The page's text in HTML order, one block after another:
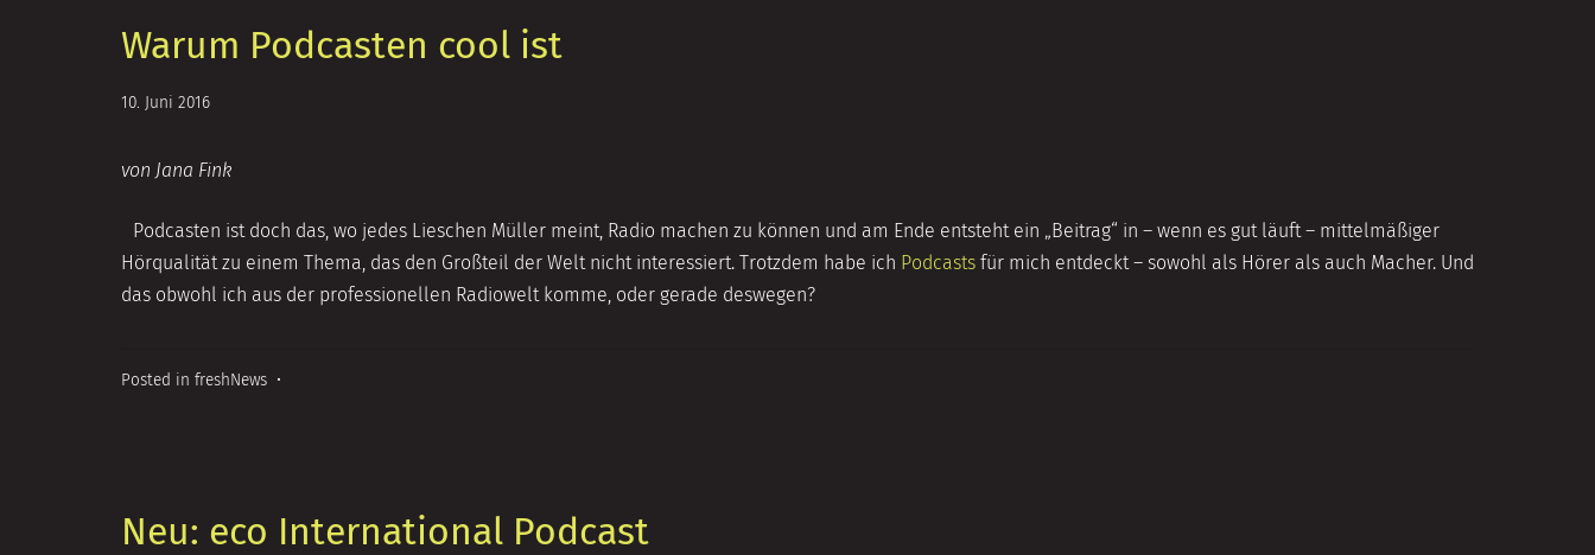
Warum Podcasten cool ist
10. Juni 201614.
von Jana Fink
Podcasten ist doch das, wo jedes Lieschen Müller meint, Radio machen zu können und am Ende entsteht ein „Beitrag“ in – wenn es gut läuft – mittelmäßiger
Hörqualität zu einem Thema, das den Großteil der Welt nicht interessiert. Trotzdem habe ich Podcasts für mich entdeckt – sowohl als Hörer als auch Macher. Und
das obwohl ich aus der professionellen Radiowelt komme, oder gerade deswegen?
Posted in freshNews •
Neu: eco International Podcast